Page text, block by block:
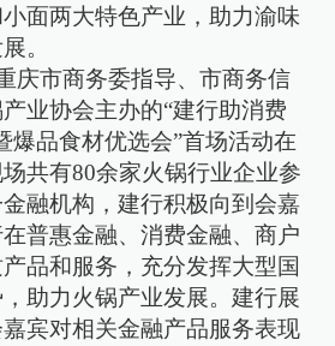
面两大特色产业，助力渝味
。
庆市商务委指导、市商务信
业协会主办的“建行助消费
爆品食材优选会”首场活动在
共有80余家火锅行业企业参
融机构，建行积极向到会嘉
普惠金融、消费金融、商户
品和服务，充分发挥大型国
助力火锅产业发展。建行展
宾对相关金融产品服务表现